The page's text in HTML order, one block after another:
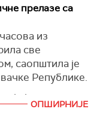
додао да
због
наводећи да
"Источни
да су
радити у
би се
и ојачали
региона.
су заједнички
рекао је
прелазе са
из
све
саопштила је
Републике.
јавности да
поштује
Полицијских
ОПШИРНИЈЕ